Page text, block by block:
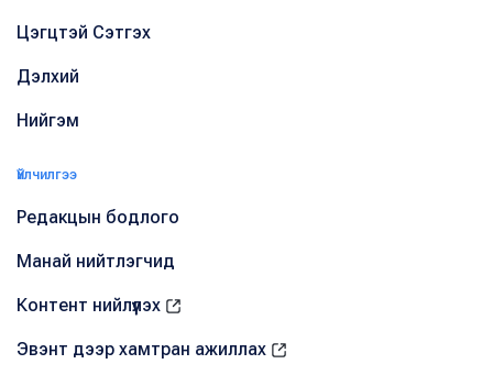
Цэгцтэй Сэтгэх
Дэлхий
Нийгэм
Үйлчилгээ
Редакцын бодлого
Манай нийтлэгчид
Контент нийлүүлэх
Эвэнт дээр хамтран ажиллах